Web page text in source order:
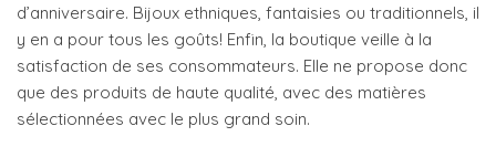
d’anniversaire. Bijoux ethniques, fantaisies ou traditionnels, il
y en a pour tous les goûts! Enfin, la boutique veille à la
satisfaction de ses consommateurs. Elle ne propose donc
que des produits de haute qualité, avec des matières
sélectionnées avec le plus grand soin.